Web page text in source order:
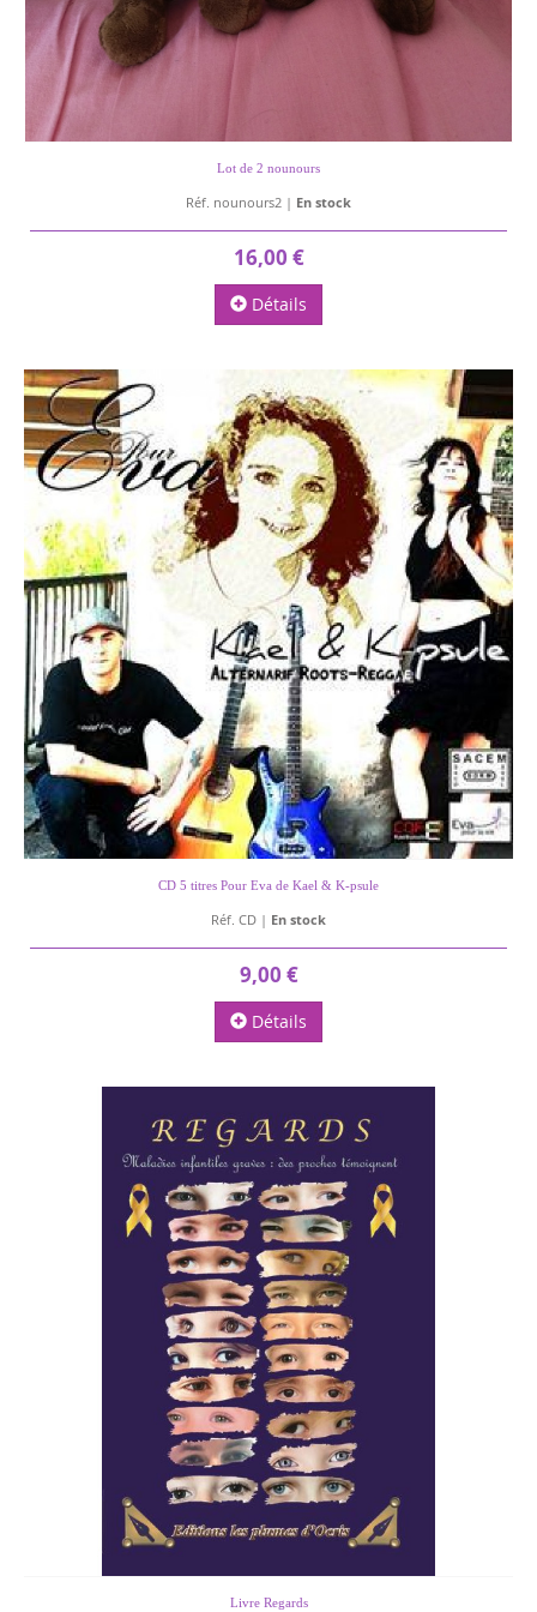
Lot de 2 nounours
Réf. nounours2 | En stock
16,00 €
Détails
CD 5 titres Pour Eva de Kael & K-psule
Réf. CD | En stock
9,00 €
Détails
Livre Regards